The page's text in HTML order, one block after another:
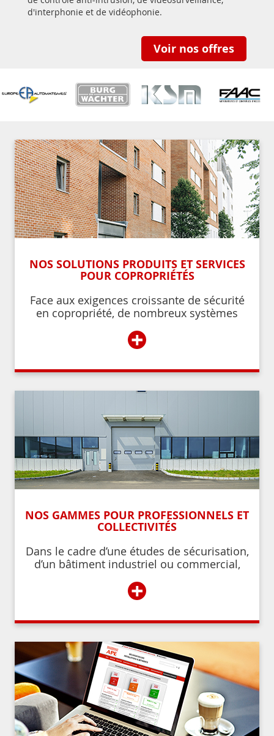
d'interphonie et de vidéophonie.
Voir nos offres
NOS SOLUTIONS PRODUITS ET SERVICES
POUR COPROPRIÉTÉS
Face aux exigences croissante de sécurité
en copropriété, de nombreux systèmes
l’accès à l’immeuble aux résidents ou aux
personnes autorisées par ces derniers.
+
NOS GAMMES POUR PROFESSIONNELS ET
COLLECTIVITÉS
Dans le cadre d’une études de sécurisation,
d’un bâtiment industriel ou commercial,
+